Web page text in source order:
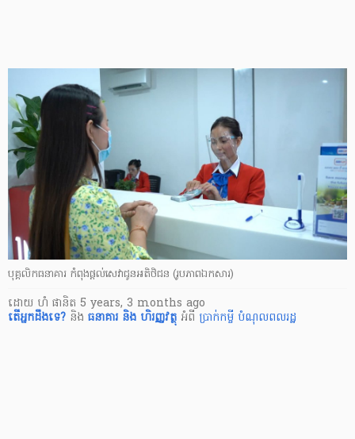
បុគ្គលិកធនាគារ កំពុងផ្ដល់សេវាជូនអតិថិជន (រូបភាពឯកសារ)
ដោយ ហំ ផានិត 5 years, 3 months ago
តើ​អ្នក​ដឹងទេ? និង ធនាគារ និង ហិរញ្ញវត្ថុ អំពី ប្រាក់កម្ចី បំណុលពលរដ្ឋ